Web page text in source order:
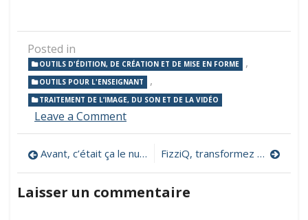
Posted in
OUTILS D'ÉDITION, DE CRÉATION ET DE MISE EN FORME ,
OUTILS POUR L'ENSEIGNANT ,
TRAITEMENT DE L’IMAGE, DU SON ET DE LA VIDÉO
Leave a Commenton
à
outils
numériques,
des
Navigation
de
l’article
Avant, c’était ça le numérique à l’école… FizziQ, transformez votre smartphone ou tablette en laboratoire portable
Laisser un commentaire